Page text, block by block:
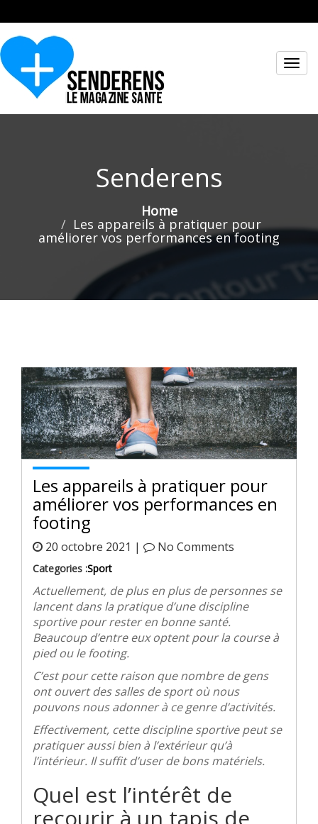
Senderens
Home
Les appareils à pratiquer pour
améliorer vos performances en footing
Les appareils à pratiquer pour
améliorer vos performances en
footing
20 octobre 2021 | No Comments
Categories :Sport
Actuellement, de plus en plus de personnes se
lancent dans la pratique d’une discipline
sportive pour rester en bonne santé.
Beaucoup d’entre eux optent pour la course à
pied ou le footing.
C’est pour cette raison que nombre de gens
ont ouvert des salles de sport où nous
pouvons nous adonner à ce genre d’activités.
Effectivement, cette discipline sportive peut se
pratiquer aussi bien à l’extérieur qu’à
l’intérieur. Il suffit d’user de bons matériels.
Quel est l’intérêt de